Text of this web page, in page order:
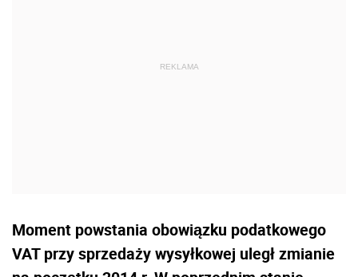
Moment powstania obowiązku podatkowego
VAT przy sprzedaży wysyłkowej uległ zmianie